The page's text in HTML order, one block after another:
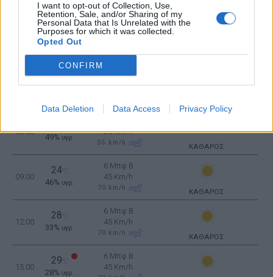
I want to opt-out of Collection, Use,
Retention, Sale, and/or Sharing of my
Personal Data that Is Unrelated with the
Purposes for which it was collected.
Opted Out
CONFIRM
Data Deletion Data Access Privacy Policy
ΚΟΙΜΗΣΕΩΣ ΤΗΣ ΘΕΟΤΟΚΟΥΑνατολή: 06:39 - Δύση 20:17
25°C
48%υγρ.
6 Μπφ B
ΚΑΘΑΡΟΣ
03:00
24
5 Μπφ B
35 Km/h
06:00
49% υγρ.
35 Km/h
55 km/h ΚΑΘΑΡΟΣ
09:00
24°C
46% υγρ.
6 Μπφ B
45 Km/h
70 km/h ΚΑΘΑΡΟΣ
12:00
28
33% υγρ.
6 Μπφ B
45 Km/h
70 km/h ΚΑΘΑΡΟΣ
15:00
29
28% υγρ.
6 Μπφ B
45 Km/h